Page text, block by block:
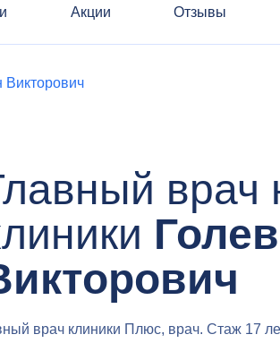
Акции Отзывы
Викторович
врач
врач клиники Плюс, врач. Стаж 17